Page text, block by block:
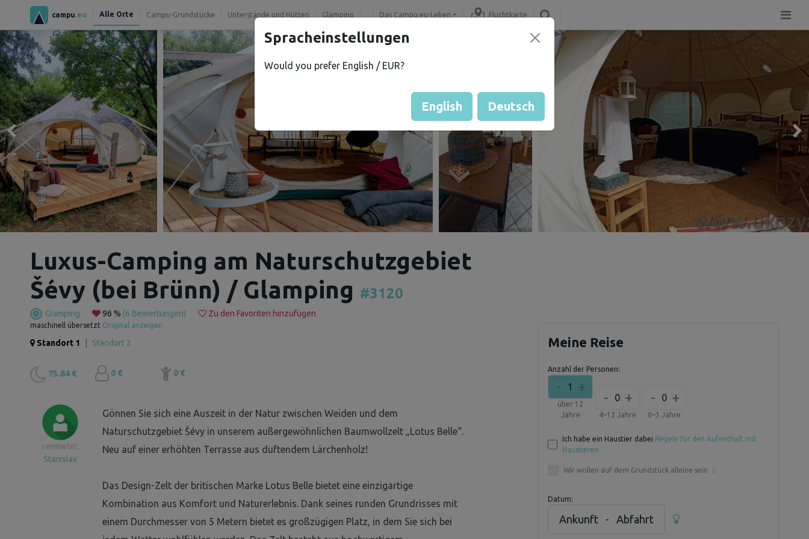
campu .eu Alle Orte Campu-Grundstücke Unterstände und Hütten Glamping Das Campu.eu-Leben Fluchtkarte
Luxus-Camping am Naturschutzgebiet
Šévy (bei Brünn) / Glamping #3120
Glamping 96 % (6 Bewertungen) Zu den Favoriten hinzufügen
maschinell übersetzt Original anzeigen
Standort 1 Standort 2
75.84 € 0 € 0 €
vermietet:
Stanislav
Gönnen Sie sich eine Auszeit in der Natur zwischen Weiden und dem
Naturschutzgebiet Šévy in unserem außergewöhnlichen Baumwollzelt „Lotus Belle“.
Neu auf einer erhöhten Terrasse aus duftendem Lärchenholz!
Das Design-Zelt der britischen Marke Lotus Belle bietet eine einzigartige
Kombination aus Komfort und Naturerlebnis. Dank seines runden Grundrisses mit
einem Durchmesser von 5 Metern bietet es großzügigen Platz, in dem Sie sich bei
Meine Reise
Anzahl der Personen:
- +
1
über 12
Jahre
- +
0
4–12 Jahre
- +
0
0–3 Jahre
Ich habe ein Haustier dabei Regeln für den Aufenthalt mit
Haustieren
Wir wollen auf dem Grundstück alleine sein
Datum:
Ankunft - Abfahrt
Spracheinstellungen
Would you prefer English / EUR?
English Deutsch